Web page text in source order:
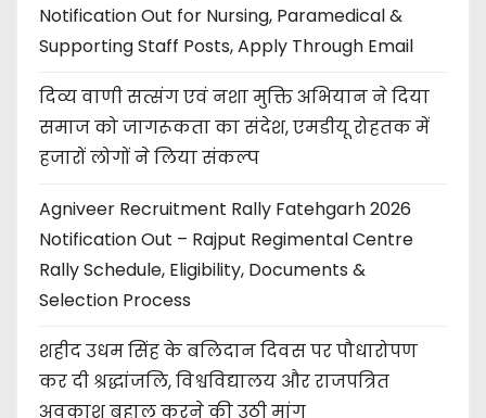
Notification Out for Nursing, Paramedical &
Supporting Staff Posts, Apply Through Email
दिव्य वाणी सत्संग एवं नशा मुक्ति अभियान ने दिया
समाज को जागरूकता का संदेश, एमडीयू रोहतक में
हजारों लोगों ने लिया संकल्प
Agniveer Recruitment Rally Fatehgarh 2026
Notification Out – Rajput Regimental Centre
Rally Schedule, Eligibility, Documents &
Selection Process
शहीद उधम सिंह के बलिदान दिवस पर पौधारोपण
कर दी श्रद्धांजलि, विश्वविद्यालय और राजपत्रित
अवकाश बहाल करने की उठी मांग